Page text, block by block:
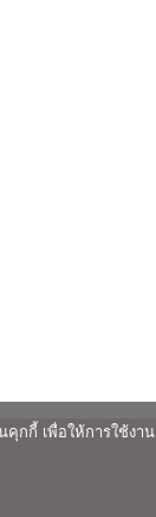
คุกกี้ เพื่อให้การใช้ง